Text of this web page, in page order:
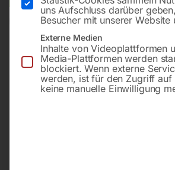
In den
Sie haben Fragen
Artikel?
uns Aufschluss darüber
Besucher mit unserer Website
Externe Medien
Inhalte von Videoplattformen
Media-Plattformen werden
blockiert. Wenn externe
werden, ist für den Zugriff auf
keine manuelle Einwilligung